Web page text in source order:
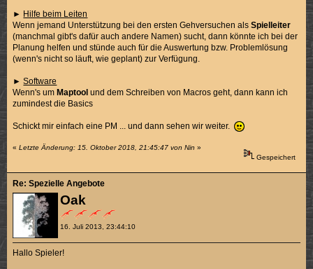
► Hilfe beim Leiten
Wenn jemand Unterstützung bei den ersten Gehversuchen alsSpielleiter
(manchmal gibt's dafür auch andere Namen) sucht, dann könnte ich bei der
Planung helfen und stünde auch für die Auswertung bzw. Problemlösung
(wenn's nicht so läuft, wie geplant) zur Verfügung.
►Software
Wenn's um Maptool und dem Schreiben von Macros geht, dann kann ich
zumindest die Basics
Schickt mir einfach eine PM ... und dann sehen wir weiter.
«Letzte Änderung: 15. Oktober 2018, 21:45:47 von Nin »
Gespeichert
Oak
16. Juli 2013, 23:44:10
Re: Spezielle Angebote
Hallo Spieler!